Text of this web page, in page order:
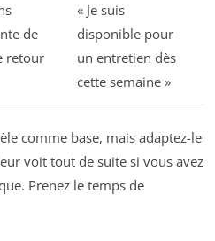
de
retour
« Je suis
disponible pour
un entretien dès
cette semaine »
comme base, mais adaptez-le
voit tout de suite si vous avez
Prenez le temps de